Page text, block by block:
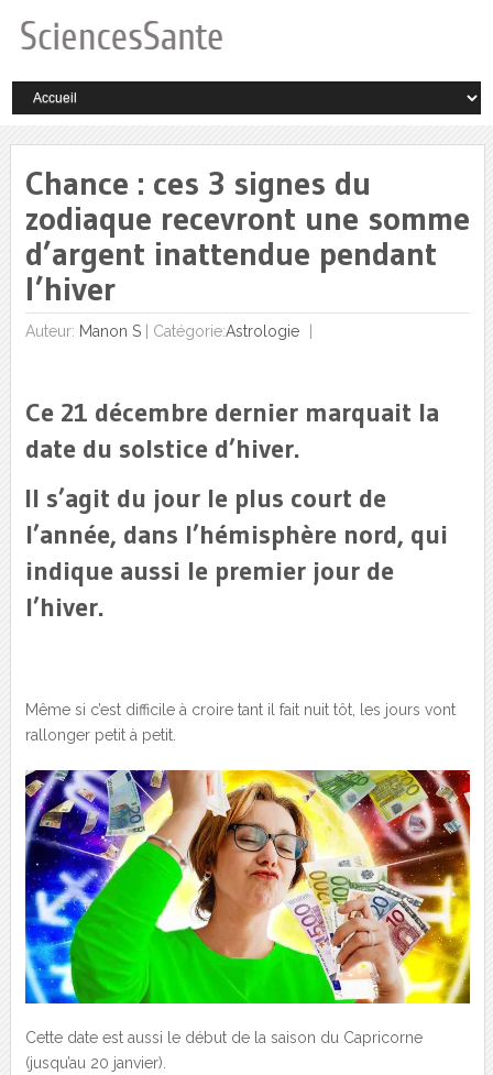
Chance : ces 3 signes du
zodiaque recevront une somme
d’argent inattendue pendant
l’hiver
Auteur: Manon S| Catégorie:Astrologie
Ce 21 décembre dernier marquait la
date du solstice d’hiver.
Il s’agit du jour le plus court de
l’année, dans l’hémisphère nord, qui
indique aussi le premier jour de
l’hiver.
Même si c’est difficile à croire tant il fait nuit tôt, les jours vont
rallonger petit à petit.
Cette date est aussi le début de la saison du Capricorne
(jusqu’au 20 janvier).